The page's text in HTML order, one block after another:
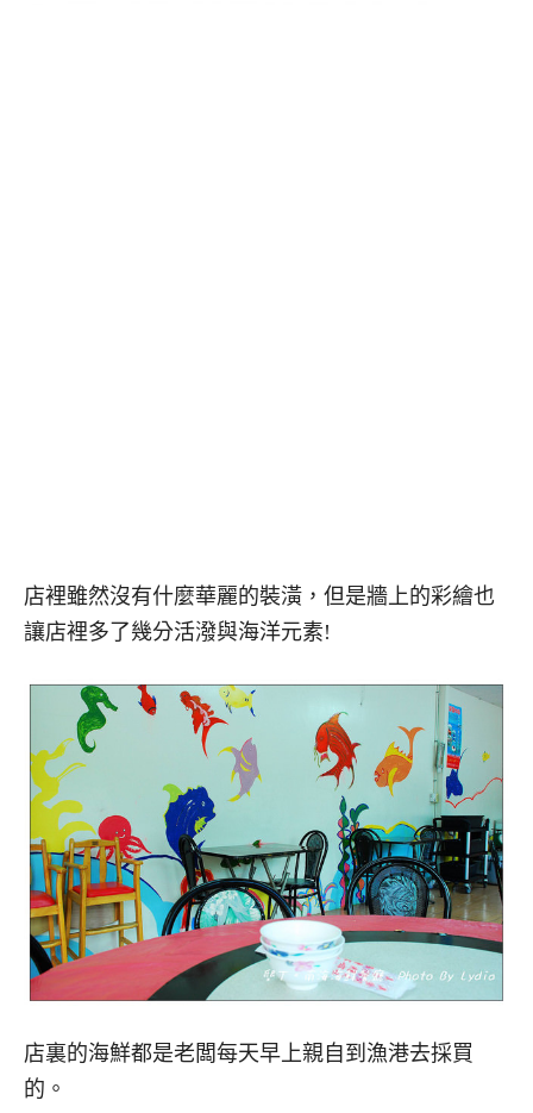
店裡雖然沒有什麼華麗的裝潢，但是牆上的彩繪也
讓店裡多了幾分活潑與海洋元素!
店裏的海鮮都是老闆每天早上親自到漁港去採買
的。